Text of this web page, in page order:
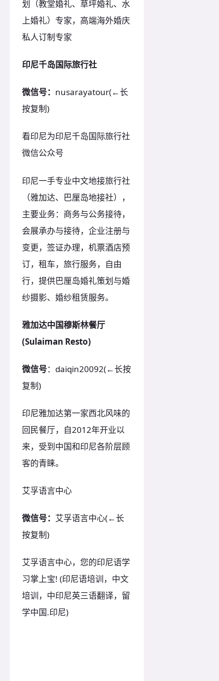
划（教堂婚礼、草坪婚礼、水
上婚礼）专家，高端海外婚庆
私人订制专家
印尼千岛国际旅行社
微信号： nusarayatour(←长
按复制)
看印尼为印尼千岛国际旅行社
微信公众号
印尼一手专业中文地接旅行社
（雅加达、巴厘岛地接社），
主要业务：商务与公务接待，
会展承办与接待，企业注册与
变更，签证办理，机票酒店预
订，租车，旅行服务，自由
行，提供巴厘岛婚礼策划与婚
纱摄影、婚纱租赁服务。
雅加达中国穆斯林餐厅
(Sulaiman Resto)
微信号：daiqin20092(←长按
复制)
印尼雅加达第一家西北风味的
回民餐厅，自2012年开业以
来，受到中国和印尼各阶层顾
客的青睐。
艾孚语言中心
微信号： 艾孚语言中心(←长
按复制)
艾孚语言中心，您的印尼语学
习掌上宝! (印尼语培训，中文
培训，中印尼英三语翻译，留
学中国.印尼)